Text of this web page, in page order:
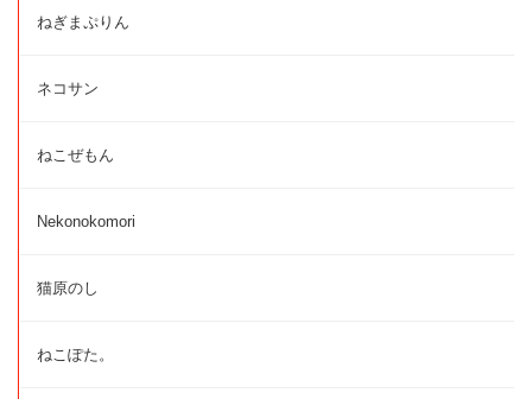
ねぎまぷりん
ネコサン
ねこぜもん
Nekonokomori
猫原のし
ねこぽた。